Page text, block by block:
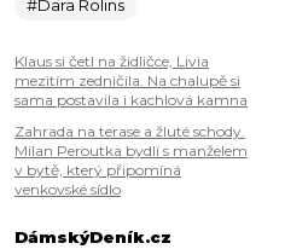
#Dara Rolins
Klaus si četl na židličce, Livia
mezitím zedničila. Na chalupě si
sama postavila i kachlová kamna
Zahrada na terase a žluté schody.
Milan Peroutka bydlí s manželem
v bytě, který připomíná
venkovské sídlo
DámskýDeník.cz